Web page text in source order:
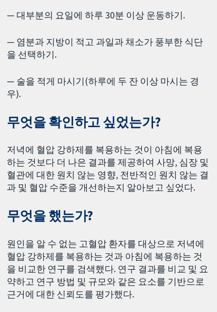
— 대부분의 요일에 하루 30분 이상 운동하기.
— 염분과 지방이 적고 과일과 채소가 풍부한 식단
을 선택하기.
— 술을 적게 마시기(하루에 두 잔 이상 마시는 경
우).
무엇을 확인하고 싶었는가?
저녁에 혈압 강하제를 복용하는 것이 아침에 복용
하는 것보다 더 나은 결과를 제공하여 사망, 심장 및
혈관에 대한 원치 않는 영향, 전반적인 원치 않는 결
과 및 혈압 수준을 개선하는지 알아보고 싶었다.
무엇을 했는가?
원인을 알 수 없는 고혈압 환자를 대상으로 저녁에
혈압 강하제를 복용하는 것과 아침에 복용하는 것
을 비교한 연구를 검색했다. 연구 결과를 비교 및 요
약하고 연구 방법 및 규모와 같은 요소를 기반으로
근거에 대한 신뢰도를 평가했다.